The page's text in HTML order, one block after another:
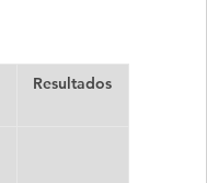
Resultados